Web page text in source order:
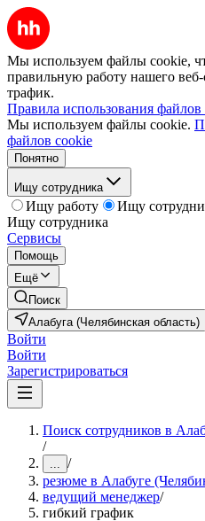
Мы используем файлы cookie,
правильную работу нашего веб-
трафик.
Правила использования файлов
Мы используем файлы cookie.
файлов cookie
Понятно
Ищу сотрудника
Ищу работу
Ищу
Ищу сотрудника
Сервисы
Помощь
Ещё
Поиск
Алабуга (Челябинская область)
Войти
Войти
Зарегистрироваться
Поиск сотрудников в
/
... /
резюме в Алабуге
ведущий менеджер/
гибкий график